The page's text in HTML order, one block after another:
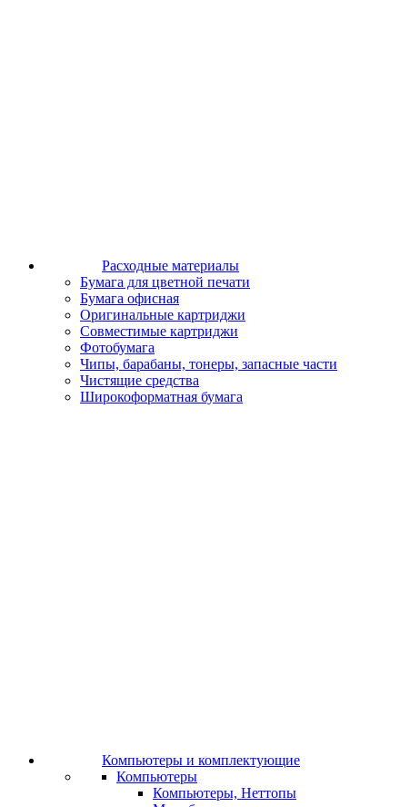
Расходные материалы
Бумага для цветной печати
Бумага офисная
Оригинальные картриджи
Совместимые картриджи
Фотобумага
Чипы, барабаны, тонеры, запасные части
Чистящие средства
Широкоформатная бумага
Компьютеры и комплектующие
Компьютеры
Компьютеры, Неттопы